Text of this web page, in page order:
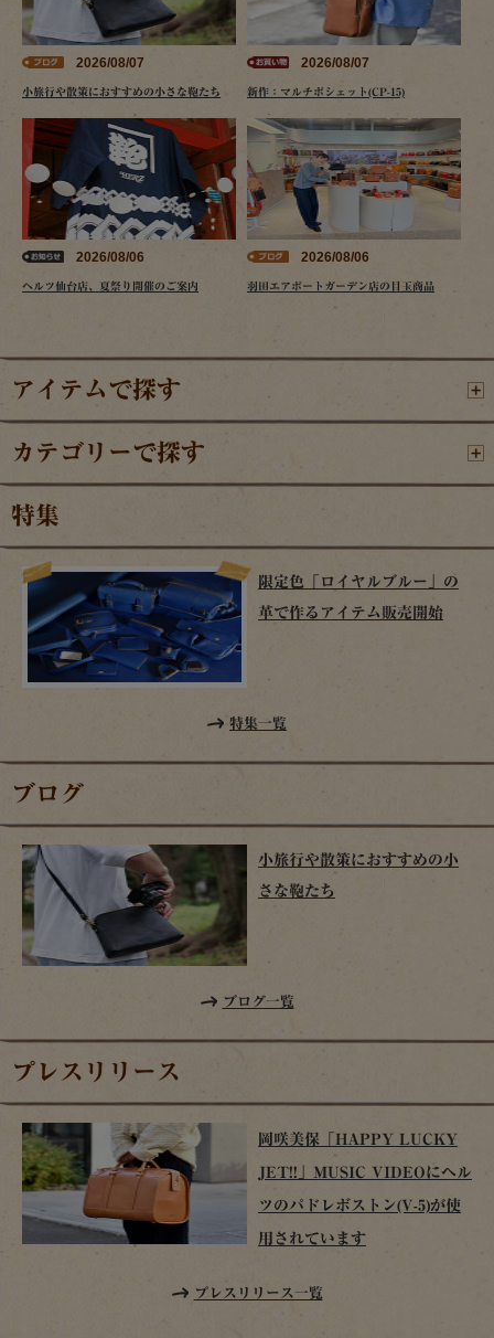
2026/08/07
小旅行や散策におすすめの小さな鞄たち
2026/08/07
新作：マルチポシェット(CP-15)
2026/08/06
ヘルツ仙台店、夏祭り開催のご案内
2026/08/06
羽田エアポートガーデン店の目玉商品
アイテムで探す
カテゴリーで探す
特集
限定色「ロイヤルブルー」の
革で作るアイテム販売開始
特集一覧
ブログ
小旅行や散策におすすめの小
さな鞄たち
ブログ一覧
プレスリリース
岡咲美保「HAPPY LUCKY
JET!!」MUSIC VIDEOにヘル
ツのパドレボストン(V-5)が使
用されています
プレスリリース一覧